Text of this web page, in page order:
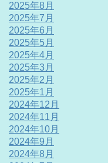
2025年8月
2025年7月
2025年6月
2025年5月
2025年4月
2025年3月
2025年2月
2025年1月
2024年12月
2024年11月
2024年10月
2024年9月
2024年8月